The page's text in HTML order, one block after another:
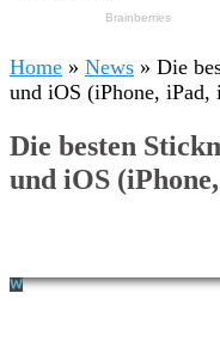
Home » News » Die
und iOS (iPhone, iPad,
Die besten
und iOS